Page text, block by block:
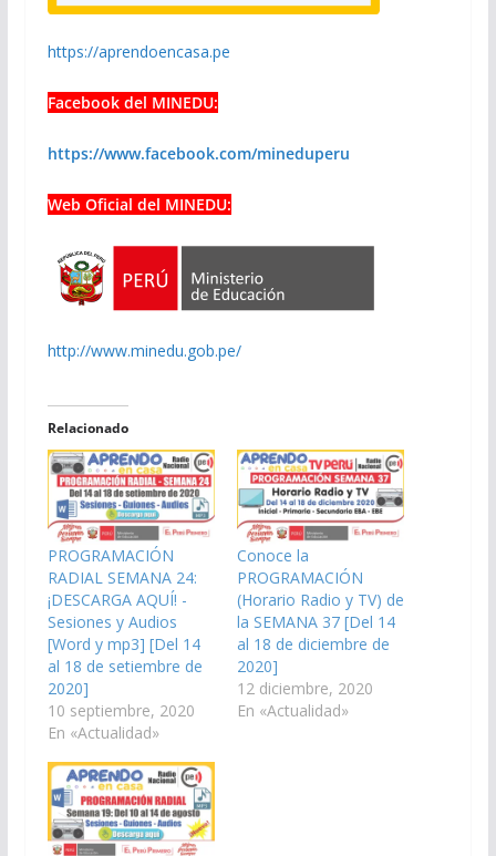
https://aprendoencasa.pe
Facebook del MINEDU:
https://www.facebook.com/mineduperu
Web Oficial del MINEDU:
http://www.minedu.gob.pe/
Relacionado
PROGRAMACIÓN
RADIAL SEMANA 24:
¡DESCARGA AQUÍ! -
Sesiones y Audios
[Word y mp3] [Del 14
al 18 de setiembre de
2020]
10 septiembre, 2020
En «Actualidad»
Conoce la
PROGRAMACIÓN
(Horario Radio y TV) de
la SEMANA 37 [Del 14
al 18 de diciembre de
2020]
12 diciembre, 2020
En «Actualidad»